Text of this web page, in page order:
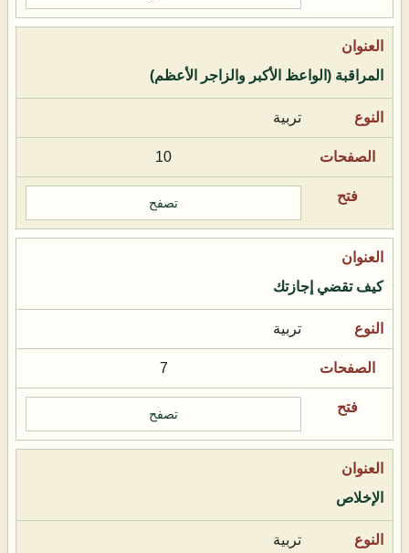
المراقبة (الواعظ الأكبر والزاجر الأعظم)
تربية
10
تصفح
كيف تقضي إجازتك
تربية
7
تصفح
الإخلاص
تربية